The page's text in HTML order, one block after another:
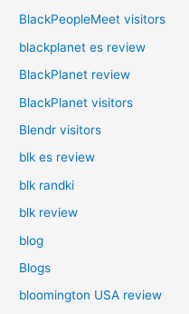
BlackPeopleMeet visitors
blackplanet es review
BlackPlanet review
BlackPlanet visitors
Blendr visitors
blk es review
blk randki
blk review
blog
Blogs
bloomington USA review